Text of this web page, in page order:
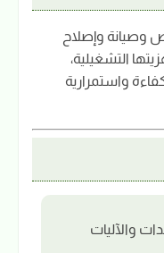
وصيانة وإصلاح
التشغيلية،
واستمرارية
والآليات